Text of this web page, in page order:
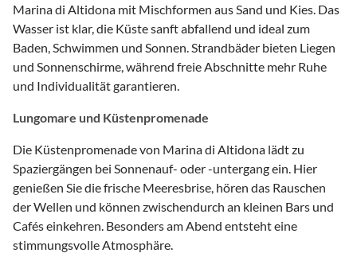
Marina di Altidona mit Mischformen aus Sand und Kies. Das
Wasser ist klar, die Küste sanft abfallend und ideal zum
Baden, Schwimmen und Sonnen. Strandbäder bieten Liegen
und Sonnenschirme, während freie Abschnitte mehr Ruhe
und Individualität garantieren.
Lungomare und Küstenpromenade
Die Küstenpromenade von Marina di Altidona lädt zu
Spaziergängen bei Sonnenauf- oder -untergang ein. Hier
genießen Sie die frische Meeresbrise, hören das Rauschen
der Wellen und können zwischendurch an kleinen Bars und
Cafés einkehren. Besonders am Abend entsteht eine
stimmungsvolle Atmosphäre.